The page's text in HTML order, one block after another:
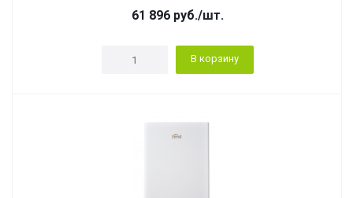
61 896руб./шт.
В корзину